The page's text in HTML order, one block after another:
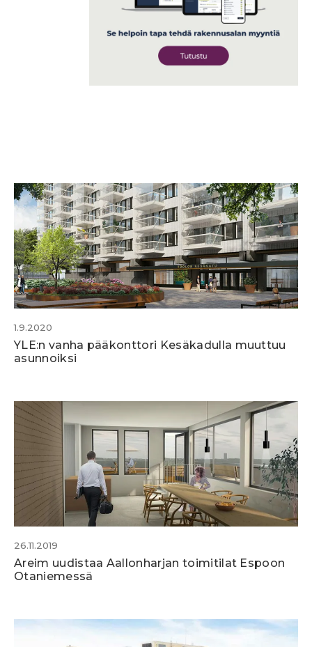
1.9.2020
YLE:n vanha pääkonttori Kesäkadulla muuttuu
asunnoiksi
26.11.2019
Areim uudistaa Aallonharjan toimitilat Espoon
Otaniemessä